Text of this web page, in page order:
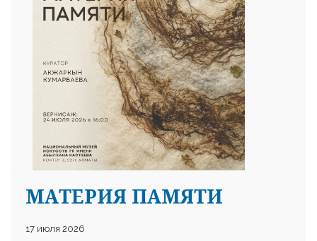
МАТЕРИЯ ПАМЯТИ
17 июля 2026